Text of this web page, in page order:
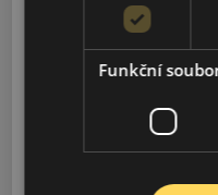
2024-2025
2024-2025
Funkční